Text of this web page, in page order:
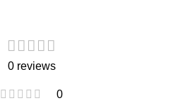
0 reviews
0